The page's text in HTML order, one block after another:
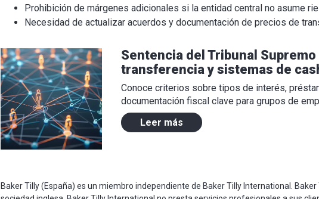
Prohibición de márgenes adicionales si la entidad central no asume
Necesidad de actualizar acuerdos y documentación de precios de
Sentencia del Tribunal
transferencia y sistemas de
Conoce criterios sobre tipos de interés,
documentación fiscal clave para grupos de
Leer más
Baker Tilly (España) es un miembro independiente de Baker Tilly International.